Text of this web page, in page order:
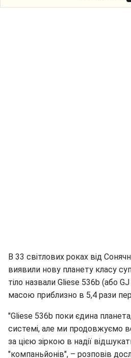
В 33 світлових роках від
виявили нову планету класу
тіло назвали Gliese 536b (або
масою приблизно в 5,4 рази
"Gliese 536b поки єдина
системі, але ми продовжуємо
за цією зіркою в надії
"компаньйонів", – розповів